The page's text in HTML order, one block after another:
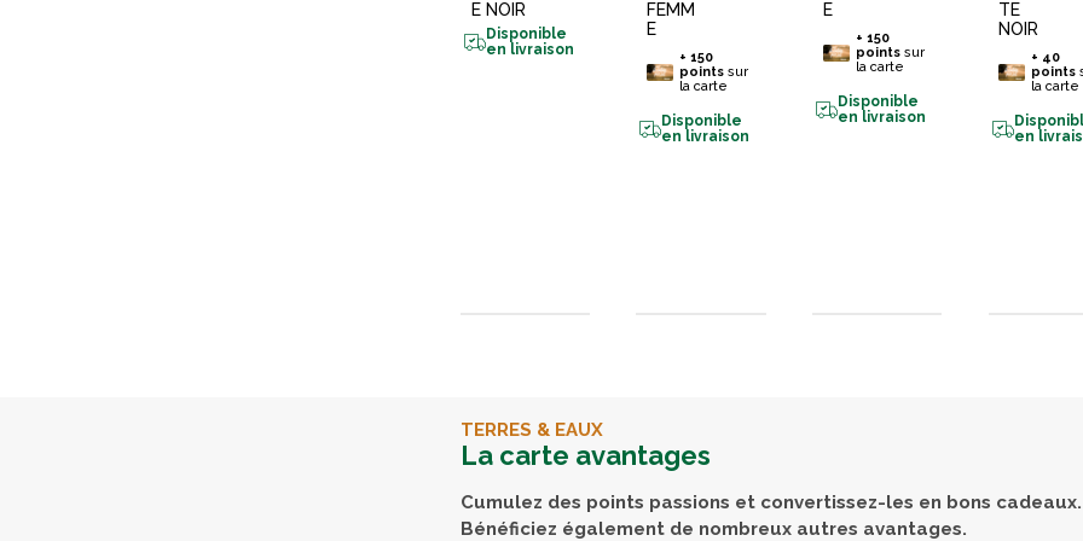
E NOIR
Disponible
en livraison
FEMM
E
+ 150
pointssur
la carte
Disponible
en livraison
E
+ 150
pointssur
la carte
Disponible
en livraison
TE
NOIR
+ 40
points
la carte
en
TERRES & EAUX
La carte avantages
Cumulez des points passions et convertissez-les en bons cadeaux.
Bénéficiez également de nombreux autres avantages.